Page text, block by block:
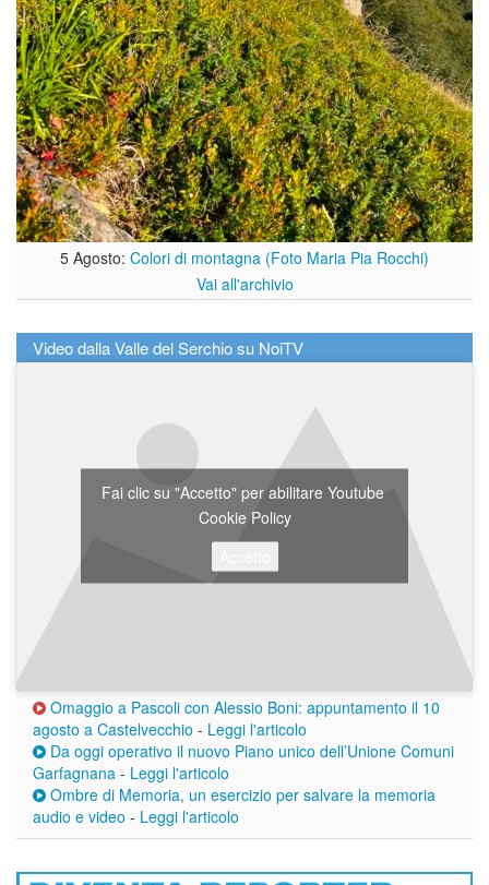
5 Agosto: Colori di montagna (Foto Maria Pia Rocchi)
Vai all'archivio
Video dalla Valle del Serchio su NoiTV
Fai clic su "Accetto" per abilitare Youtube
Cookie Policy
Omaggio a Pascoli con Alessio Boni: appuntamento il 10
agosto a Castelvecchio - Leggi l'articolo
Da oggi operativo il nuovo Piano unico dell’Unione Comuni
Garfagnana - Leggi l'articolo
Ombre di Memoria, un esercizio per salvare la memoria
audio e video - Leggi l'articolo